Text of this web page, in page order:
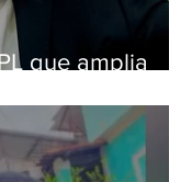
que amplia